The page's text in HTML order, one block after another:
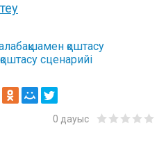
қоштасу
сценарийі
0 дауыс